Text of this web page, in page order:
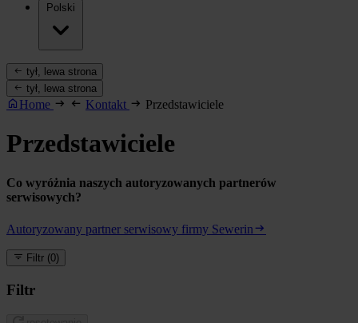
Polski
tył, lewa strona
tył, lewa strona
Home Kontakt Przedstawiciele
Przedstawiciele
Co wyróżnia naszych autoryzowanych partnerów
serwisowych?
Autoryzowany partner serwisowy firmy Sewerin
Filtr (0)
Filtr